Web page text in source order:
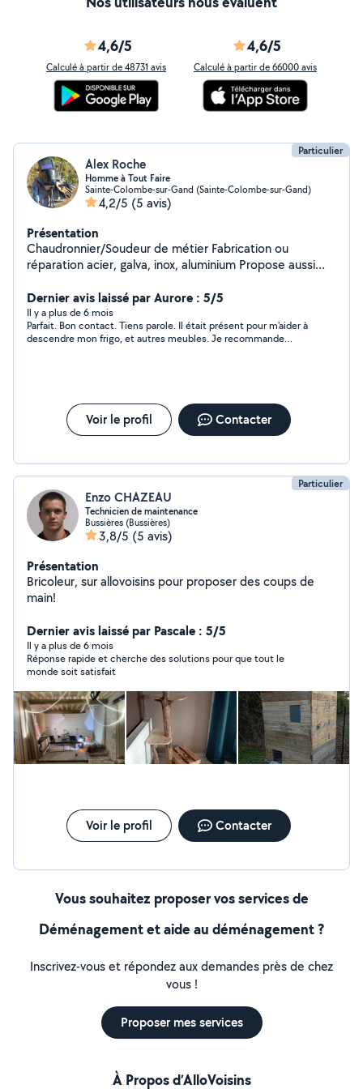
4,6/5
Calculé à partir de 48731 avis
4,6/5
Calculé à partir de 66000 avis
Particulier
Alex Roche
Homme à Tout Faire
Sainte-Colombe-sur-Gand (Sainte-Colombe-sur-Gand)
4,2/5 (5 avis)
Présentation
Chaudronnier/Soudeur de métier Fabrication ou
réparation acier, galva, inox, aluminium Propose aussi
Plomberie, Bois, Espace vert Mécanique Auto/Vélo
Dernier avis laissé par Aurore : 5/5
Il y a plus de 6 mois
Parfait. Bon contact. Tiens parole. Il était présent pour m'aider à
descendre mon frigo, et autres meubles. Je recommande
Voir le profil Contacter
Particulier
Enzo CHAZEAU
Technicien de maintenance
Bussières (Bussières)
3,8/5 (5 avis)
Présentation
Bricoleur, sur allovoisins pour proposer des coups de
main!
Dernier avis laissé par Pascale : 5/5
Il y a plus de 6 mois
Réponse rapide et cherche des solutions pour que tout le
monde soit satisfait
Voir le profil Contacter
Vous souhaitez proposer vos services de
Déménagement et aide au déménagement ?
Inscrivez-vous et répondez aux demandes près de chez
vous !
Proposer mes services
À Propos d’AlloVoisins